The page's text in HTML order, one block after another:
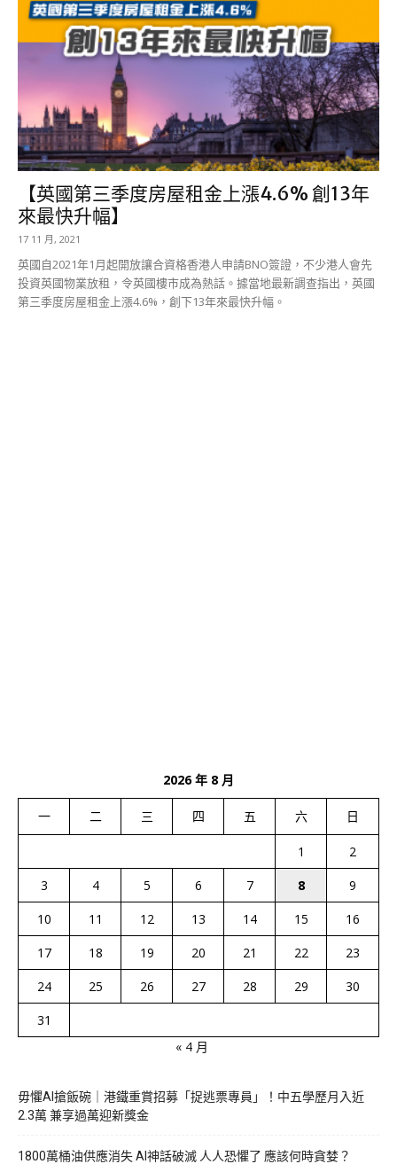
【英國第三季度房屋租金上漲4.6% 創13年
來最快升幅】
17 11 月, 2021
英國自2021年1月起開放讓合資格香港人申請BNO簽證，不少港人會先
投資英國物業放租，令英國樓市成為熱話。據當地最新調查指出，英國
第三季度房屋租金上漲4.6%，創下13年來最快升幅。
2026 年 8 月
一 二 三 四 五 六 日
1
2
3
4 5 6 7 8
9
10
11 12 13 14 15
16
17
18 19 20 21 22
23
24
25 26 27 28 29
30
31
« 4 月
毋懼AI搶飯碗｜港鐵重賞招募「捉逃票專員」！中五學歷月入近
2.3萬 兼享過萬迎新獎金
1800萬桶油供應消失 AI神話破滅 人人恐懼了 應該何時貪婪？